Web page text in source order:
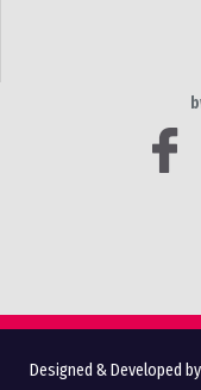
Designed & Developed